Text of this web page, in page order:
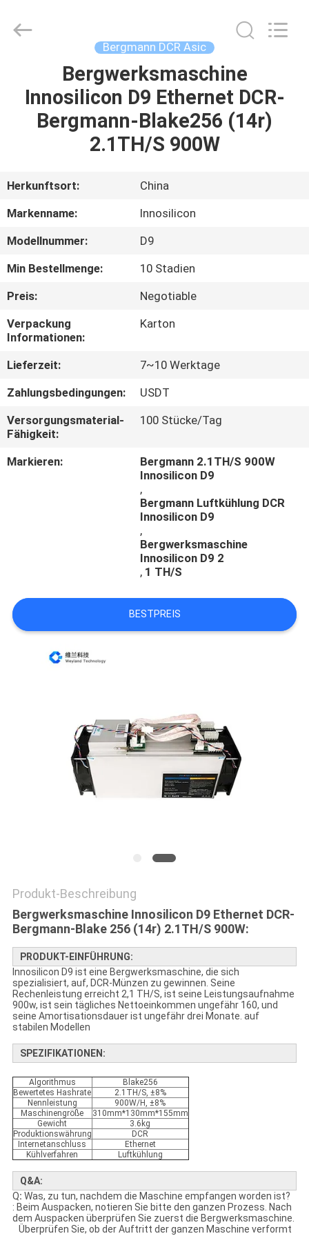
PRODUKTE
UNS
PROZESS
TRETEN
SIE
MIT
UNS
IN
VERBINDUNG
FORDERN
SHOPPING
Copyright
Bergmann DCR Asic
Bergwerksmaschine
Innosilicon D9 Ethernet DCR-
Bergmann-Blake256 (14r)
2.1TH/S 900W
Herkunftsort:
China
Markenname:
Innosilicon
Modellnummer:
D9
Min Bestellmenge:
10 Stadien
Preis:
Negotiable
Verpackung
Informationen:
Karton
Lieferzeit:
7~10 Werktage
Zahlungsbedingungen:
USDT
Versorgungsmaterial-
Fähigkeit:
100 Stücke/Tag
Markieren:
Bergmann 2.1TH/S 900W
Innosilicon D9
,
Bergmann Luftkühlung DCR
Innosilicon D9
,
Bergwerksmaschine
Innosilicon D9 2
, 1 TH/S
BESTPREIS
Produkt-Beschreibung
Bergwerksmaschine Innosilicon D9 Ethernet DCR-
Bergmann-Blake 256 (14r) 2.1TH/S 900W:
PRODUKT-EINFÜHRUNG:
Innosilicon D9 ist eine Bergwerksmaschine, die sich
spezialisiert, auf, DCR-Münzen zu gewinnen. Seine
Rechenleistung erreicht 2,1 TH/S, ist seine Leistungsaufnahme
900w, ist sein tägliches Nettoeinkommen ungefähr 160, und
seine Amortisationsdauer ist ungefähr drei Monate. auf
stabilen Modellen
SPEZIFIKATIONEN:
Algorithmus
Blake256
Bewertetes Hashrate
2.1TH/S, ±8%
Nennleistung
900W/H, ±8%
Maschinengröße
310mm*130mm*155mm
Gewicht
3.6kg
Produktionswährung
DCR
Internetanschluss
Ethernet
Kühlverfahren
Luftkühlung
Q&A:
Q: Was, zu tun, nachdem die Maschine empfangen worden ist?
: Beim Auspacken, notieren Sie bitte den ganzen Prozess. Nach
dem Auspacken überprüfen Sie zuerst die Bergwerksmaschine.
Überprüfen Sie, ob der Auftritt der ganzen Maschine verformt